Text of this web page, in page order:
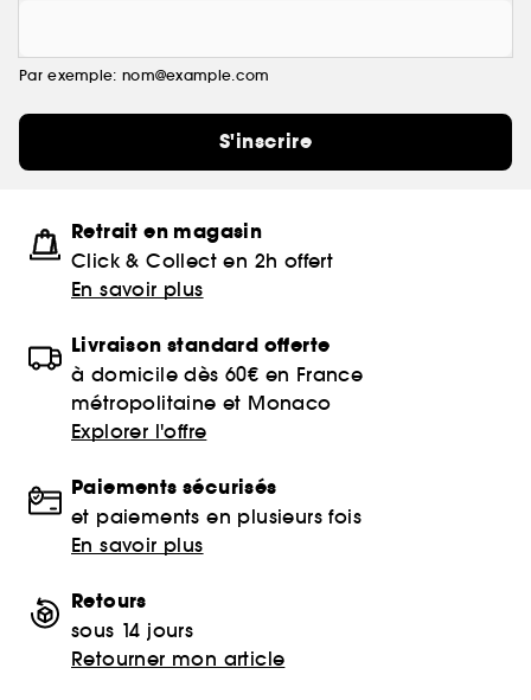
Par exemple: nom@example.com
S'inscrire
Retrait en magasin
Click & Collect en 2h offert
En savoir plus
Livraison standard offerte
à domicile dès 60€ en France
métropolitaine et Monaco
Explorer l'offre
Paiements sécurisés
et paiements en plusieurs fois
En savoir plus
Retours
sous 14 jours
Retourner mon article